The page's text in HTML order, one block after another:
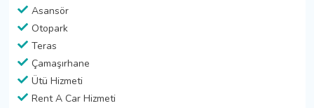
Asansör
Otopark
Teras
Çamaşırhane
Ütü Hizmeti
Rent A Car Hizmeti